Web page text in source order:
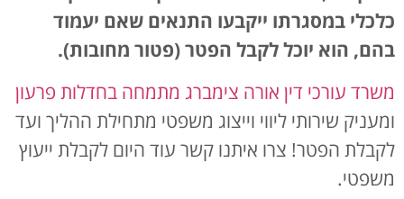
כלכלי במסגרתו ייקבעו התנאים שאם יעמוד
בהם, הוא יוכל לקבל הפטר (פטור מחובות).
משרד עורכי דין אורה צימברג מתמחה בחדלות פרעון
ומעניק שירותי ליווי וייצוג משפטי מתחילת ההליך ועד
לקבלת הפטר! צרו איתנו קשר עוד היום לקבלת ייעוץ
משפטי.